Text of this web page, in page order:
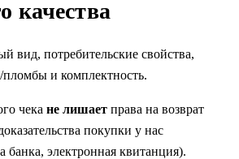
качества
вид, потребительские свойства,
и комплектность.
чекане лишает права на возврат
покупки у нас
банка, электронная квитанция).